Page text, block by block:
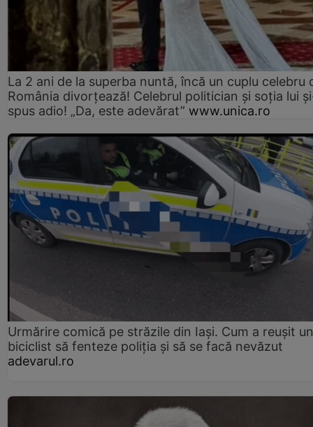
La 2 ani de la superba nuntă, încă un cuplu celebru
România divorțează! Celebrul politician și soția lui
spus adio! „Da, este adevărat” www.unica.ro
Urmărire comică pe străzile din Iași. Cum a reușit un
biciclist să fenteze poliția și să se facă nevăzut
adevarul.ro